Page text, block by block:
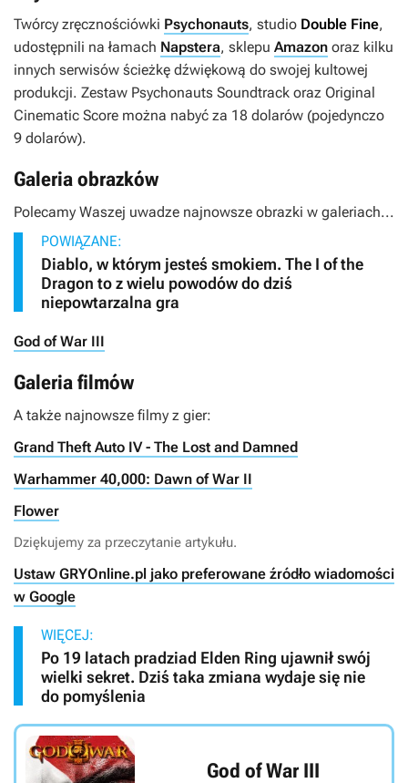
Twórcy zręcznościówki Psychonauts, studio Double Fine,
udostępnili na łamach Napstera, sklepu Amazon oraz kilku
innych serwisów ścieżkę dźwiękową do swojej kultowej
produkcji. Zestaw Psychonauts Soundtrack oraz Original
Cinematic Score można nabyć za 18 dolarów (pojedynczo
9 dolarów).
Galeria obrazków
Polecamy Waszej uwadze najnowsze obrazki w galeriach...
POWIĄZANE:
Diablo, w którym jesteś smokiem. The I of the
Dragon to z wielu powodów do dziś
niepowtarzalna gra
God of War III
Galeria filmów
A także najnowsze filmy z gier:
Grand Theft Auto IV - The Lost and Damned
Warhammer 40,000: Dawn of War II
Flower
Dziękujemy za przeczytanie artykułu.
Ustaw GRYOnline.pl jako preferowane źródło wiadomości
w Google
WIĘCEJ:
Po 19 latach pradziad Elden Ring ujawnił swój
wielki sekret. Dziś taka zmiana wydaje się nie
do pomyślenia
God of War III